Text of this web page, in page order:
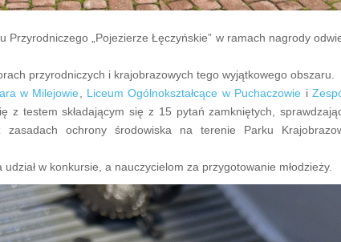
Przyrodniczego „Pojezierze Łęczyńskie” w ramach nagrody
przyrodniczych i krajobrazowych tego wyjątkowego obszaru.
w Milejowie Liceum Ogólnokształcące w Puchaczowie i
z testem składającym się z 15 pytań zamkniętych,
ochrony środowiska na terenie Parku
w konkursie, a nauczycielom za przygotowanie młodzieży.